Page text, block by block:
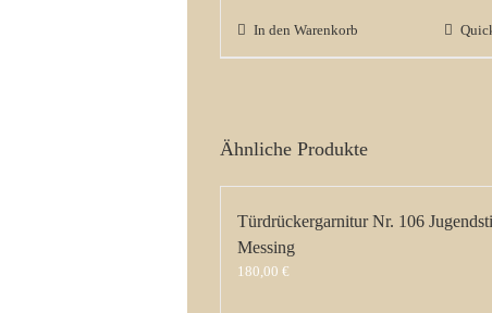
In den Warenkorb
Ähnliche Produkte
Türdrückergarnitur Nr. 106
Messing
180,00 €